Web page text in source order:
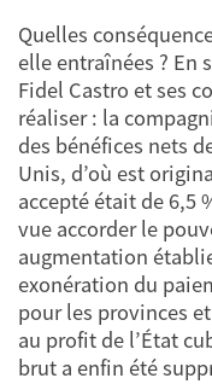
Quelles
elle entraînées ? En
Fidel Castro et ses
réaliser : la
des bénéfices nets
Unis, d’où est
accepté était de 6,5
vue accorder le
augmentation
exonération du
pour les provinces
au profit de l’État
brut a enfin été